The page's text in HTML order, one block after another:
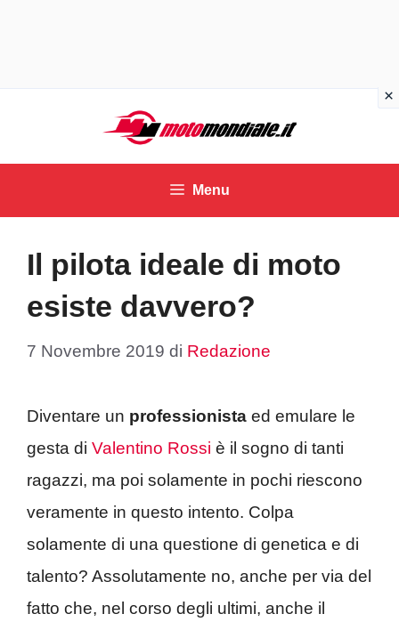
contenuto
Menu
Il pilota ideale di moto
esiste davvero?
7 Novembre 2019 di Redazione
Diventare un professionista ed emulare le
gesta di Valentino Rossi è il sogno di tanti
ragazzi, ma poi solamente in pochi riescono
veramente in questo intento. Colpa
solamente di una questione di genetica e di
talento? Assolutamente no, anche per via del
fatto che, nel corso degli ultimi, anche il